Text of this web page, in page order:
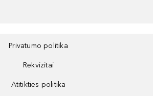
Privatumo politika
Rekvizitai
Atitikties politika